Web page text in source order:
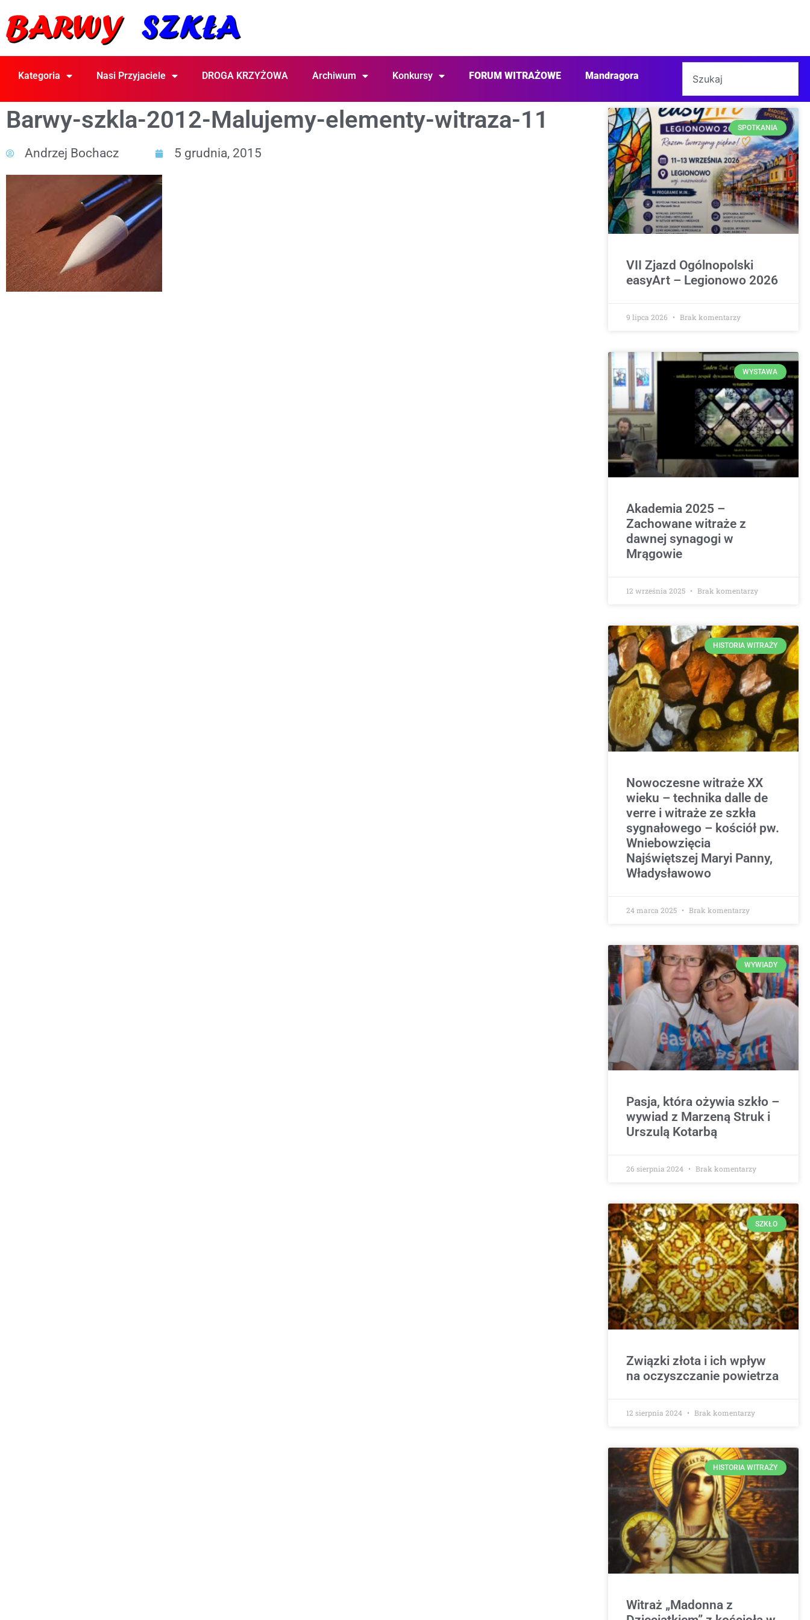
Kategoria Nasi Przyjaciele DROGA KRZYŻOWA Archiwum Konkursy FORUM WITRAŻOWE Mandragora
Barwy-szkla-2012-Malujemy-elementy-witraza-11
Andrzej Bochacz 5 grudnia, 2015
SPOTKANIA
VII Zjazd Ogólnopolski
easyArt – Legionowo 2026
9 lipca 2026 Brak komentarzy
WYSTAWA
Akademia 2025 –
Zachowane witraże z
dawnej synagogi w
Mrągowie
12 września 2025 Brak komentarzy
HISTORIA WITRAŻY
Nowoczesne witraże XX
wieku – technika dalle de
verre i witraże ze szkła
sygnałowego – kościół pw.
Wniebowzięcia
Najświętszej Maryi Panny,
Władysławowo
24 marca 2025 Brak komentarzy
WYWIADY
Pasja, która ożywia szkło –
wywiad z Marzeną Struk i
Urszulą Kotarbą
26 sierpnia 2024 Brak komentarzy
SZKŁO
Związki złota i ich wpływ
na oczyszczanie powietrza
12 sierpnia 2024 Brak komentarzy
HISTORIA WITRAŻY
Witraż „Madonna z